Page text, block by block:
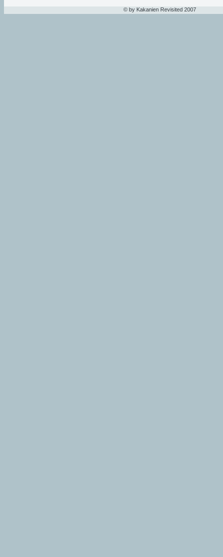
© by Kakanien Revisited 2007